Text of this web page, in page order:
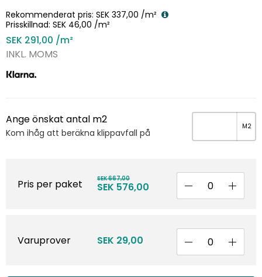
Rekommenderat pris: SEK 337,00 /m²
Prisskillnad: SEK 46,00 /m²
SEK 291,00 /m²
INKL. MOMS
Ange önskat antal m2
Kom ihåg att beräkna klippavfall på
Pris per paket SEK 667,00
SEK 576,00
Varuprover SEK 29,00